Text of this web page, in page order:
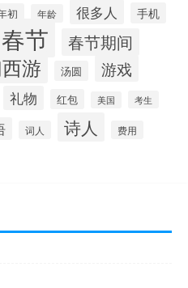
初 年龄 很多人 手机
春节 春节期间
游 汤圆 游戏
礼物 红包 美国 考生
词人 诗人 费用